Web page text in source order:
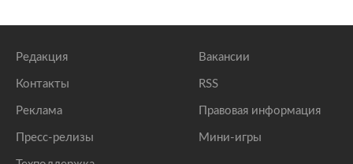
Редакция
Контакты
Реклама
Пресс-релизы
Вакансии
RSS
Правовая информация
Мини-игры